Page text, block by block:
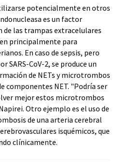
potencialmente en otros
es un factor
las trampas extracelulares
principalmente para
En caso de sepsis, pero
SARS-CoV-2, se produce un
de NETs y microtrombos
componentes NET. "Podría ser
mejor estos microtrombos
Otro ejemplo es el uso de
de una arteria cerebral
isquémicos, que
clínicamente.